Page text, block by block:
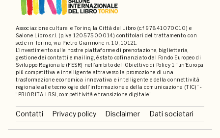
Associazione culturale Torino, la Città del Libro (c.f 97841070010) e
Salone Libro s.r.l. (p.iva 12057500014) contitolari del trattamento, con
sede in Torino, via Pietro Giannone n. 10, 10121.
L'investimento sulle nostre piattaforme di prenotazione, biglietteria,
gestione dei contatti e mailing, è stato cofinanziato dal Fondo Europeo di
Sviluppo Regionale (FESR) nell’ambito dell’Obiettivo di Policy 1 “un’Europa
più competitiva e intelligente attraverso la promozione di una
trasformazione economica innovativa e intelligente e della connettività
regionale alle tecnologie dell’informazione e della comunicazione (TIC)” -
“PRIORITA’ I RSI, competitività e transizione digitale”.
Contatti Privacy policy Disclaimer Dati societari